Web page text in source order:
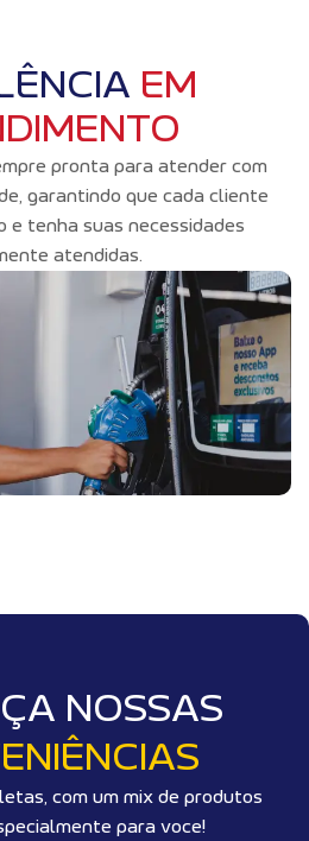
EM
pronta para atender com
garantindo que cada cliente
e tenha suas necessidades
atendidas.
NOSSAS
com um mix de produtos
para voce!